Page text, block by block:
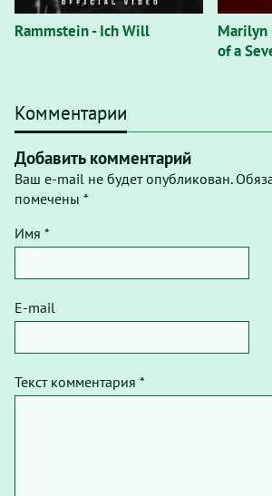
Rammstein - Ich Will
Marilyn
of a
Комментарии
Добавить комментарий
Ваш e-mail не будет опубликован.
помечены *
Имя *
E-mail
Текст комментария *